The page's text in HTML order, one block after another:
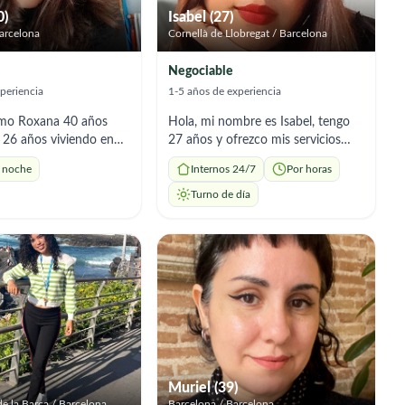
Roxana 40 años
años viviendo en
mucha experiencia
Tengo el título de
cocinar platos
específica según
Tengo buen manejo
una casa
noche
Isabel (27)
Cornellà de Llobregat / Barcelona
Negociable
1-5 años de experiencia
Hola, mi nombre es Isabel, tengo
27 años y ofrezco mis servicios
como cuidadora de adultos
mayores. Soy responsable,
paciente y atenta, y tengo
cuidado general. Me encanta
brindar apoyo con cariño y
respeto, y estoy disponible para
adaptarme a las necesidades de
cada persona.
Internos 24/7 Por horas
Turno de día
Muriel (39)